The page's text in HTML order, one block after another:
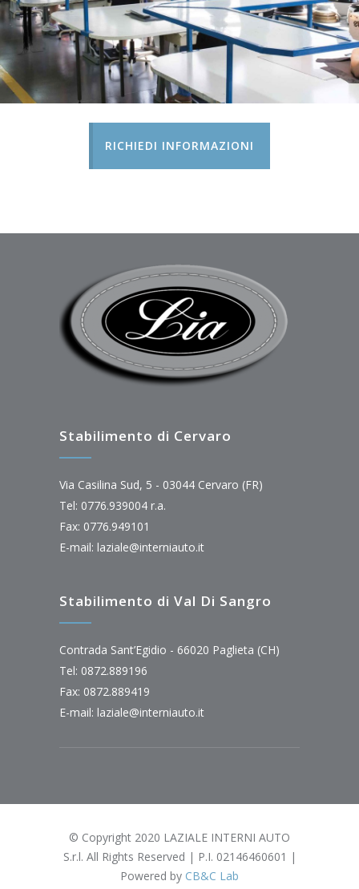
RICHIEDI INFORMAZIONI
Stabilimento di Cervaro
Via Casilina Sud, 5 - 03044 Cervaro (FR)
Tel: 0776.939004 r.a.
Fax: 0776.949101
E-mail: laziale@interniauto.it
Stabilimento di Val Di Sangro
Contrada Sant’Egidio - 66020 Paglieta (CH)
Tel: 0872.889196
Fax: 0872.889419
E-mail: laziale@interniauto.it
© Copyright 2020 LAZIALE INTERNI AUTO
S.r.l. All Rights Reserved | P.I. 02146460601 |
Powered by CB&C Lab